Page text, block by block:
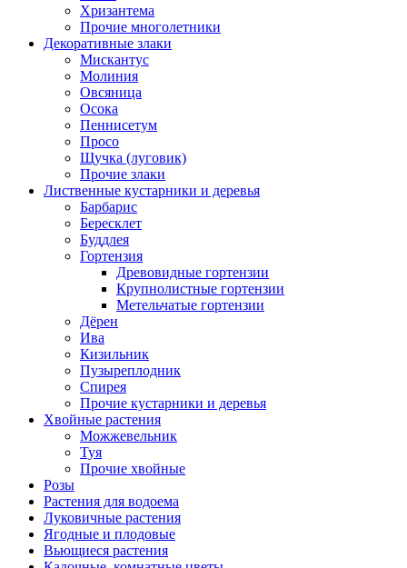
Хризантема
Прочие многолетники
Декоративные злаки
Мискантус
Молиния
Овсяница
Осока
Пеннисетум
Просо
Щучка (луговик)
Прочие злаки
Лиственные кустарники и деревья
Барбарис
Бересклет
Буддлея
Гортензия
Древовидные гортензии
Крупнолистные гортензии
Метельчатые гортензии
Дёрен
Ива
Кизильник
Пузыреплодник
Спирея
Прочие кустарники и деревья
Хвойные растения
Можжевельник
Туя
Прочие хвойные
Розы
Растения для водоема
Луковичные растения
Ягодные и плодовые
Вьющиеся растения